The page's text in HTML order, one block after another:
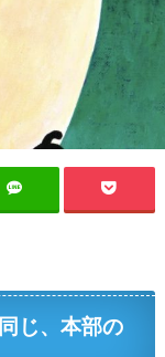
じ、本部の